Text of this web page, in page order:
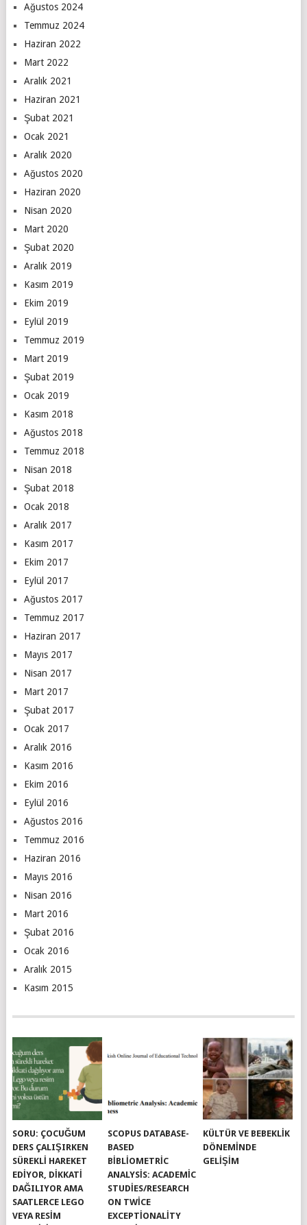
Ağustos 2024
Temmuz 2024
Haziran 2022
Mart 2022
Aralık 2021
Haziran 2021
Şubat 2021
Ocak 2021
Aralık 2020
Ağustos 2020
Haziran 2020
Nisan 2020
Mart 2020
Şubat 2020
Aralık 2019
Kasım 2019
Ekim 2019
Eylül 2019
Temmuz 2019
Mart 2019
Şubat 2019
Ocak 2019
Kasım 2018
Ağustos 2018
Temmuz 2018
Nisan 2018
Şubat 2018
Ocak 2018
Aralık 2017
Kasım 2017
Ekim 2017
Eylül 2017
Ağustos 2017
Temmuz 2017
Haziran 2017
Mayıs 2017
Nisan 2017
Mart 2017
Şubat 2017
Ocak 2017
Aralık 2016
Kasım 2016
Ekim 2016
Eylül 2016
Ağustos 2016
Temmuz 2016
Haziran 2016
Mayıs 2016
Nisan 2016
Mart 2016
Şubat 2016
Ocak 2016
Aralık 2015
Kasım 2015
SORU: ÇOCUĞUM
DERS ÇALIŞIRKEN
SÜREKLI HAREKET
EDIYOR, DIKKATI
DAĞILIYOR AMA
SAATLERCE LEGO
VEYA RESIM
SCOPUS DATABASE-
BASED
BIBLIOMETRIC
ANALYSIS: ACADEMIC
STUDIES/RESEARCH
ON TWICE
EXCEPTIONALITY
KÜLTÜR VE BEBEKLIK
DÖNEMINDE
GELIŞIM